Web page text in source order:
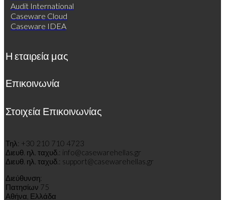
Audit International
Caseware Cloud
Caseware IDEA
Η εταιρεία μας
Επικοινωνία
Στοιχεία Επικοινωνίας
Τηλ: +30 210 710 4723
Διευθ ηλ ταχυδ : info@casewarehellas.gr
Διευθ ηλ ταχυδ : support@casewarehellas.gr
Διεύθυνση:
Πατησίων 75
Αθήνα, Ελλάδα